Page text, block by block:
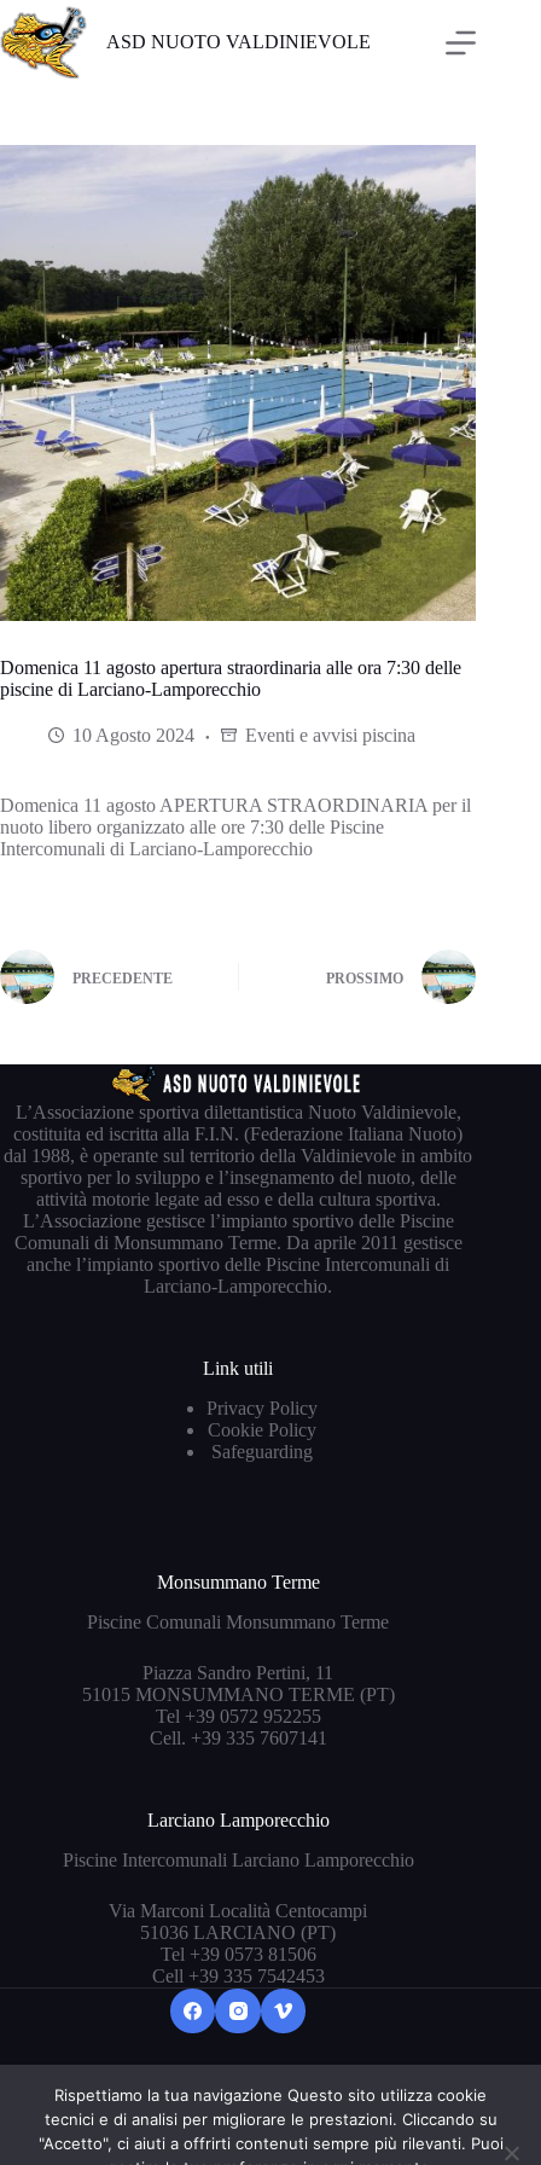
Salta
al
contenuto
ASD NUOTO VALDINIEVOLE
Domenica 11 agosto apertura straordinaria alle ora 7:30 delle
piscine di Larciano-Lamporecchio
10 Agosto 2024 Eventi e avvisi piscina
Domenica 11 agosto APERTURA STRAORDINARIA per il
nuoto libero organizzato alle ore 7:30 delle Piscine
Intercomunali di Larciano-Lamporecchio
PRECEDENTE PROSSIMO
L’Associazione sportiva dilettantistica Nuoto Valdinievole,
costituita ed iscritta alla F.I.N. (Federazione Italiana Nuoto)
dal 1988, è operante sul territorio della Valdinievole in ambito
sportivo per lo sviluppo e l’insegnamento del nuoto, delle
attività motorie legate ad esso e della cultura sportiva.
L’Associazione gestisce l’impianto sportivo delle Piscine
Comunali di Monsummano Terme. Da aprile 2011 gestisce
anche l’impianto sportivo delle Piscine Intercomunali di
Larciano-Lamporecchio.
Link utili
Privacy Policy
Cookie Policy
Safeguarding
Monsummano Terme
Piscine Comunali Monsummano Terme
Piazza Sandro Pertini, 11
51015 MONSUMMANO TERME (PT)
Tel +39 0572 952255
Cell. +39 335 7607141
Larciano Lamporecchio
Piscine Intercomunali Larciano Lamporecchio
Via Marconi Località Centocampi
51036 LARCIANO (PT)
Tel +39 0573 81506
Cell +39 335 7542453
Copyright © 2026 ASD Nuoto Valdinievole - P.Iva
01136130471
Designed with 💜 byweopera
Rispettiamo la tua navigazione Questo sito utilizza cookie
tecnici e di analisi per migliorare le prestazioni. Cliccando su
"Accetto", ci aiuti a offrirti contenuti sempre più rilevanti. Puoi